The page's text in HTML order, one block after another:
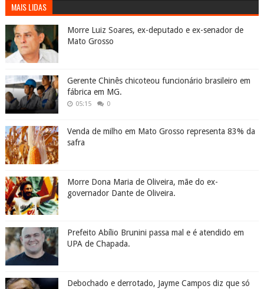
MAIS LIDAS
Morre Luiz Soares, ex-deputado e ex-senador de
Mato Grosso
Gerente Chinês chicoteou funcionário brasileiro em
fábrica em MG.
05:15 0
Venda de milho em Mato Grosso representa 83% da
safra
Morre Dona Maria de Oliveira, mãe do ex-
governador Dante de Oliveira.
Prefeito Abílio Brunini passa mal e é atendido em
UPA de Chapada.
Debochado e derrotado, Jayme Campos diz que só